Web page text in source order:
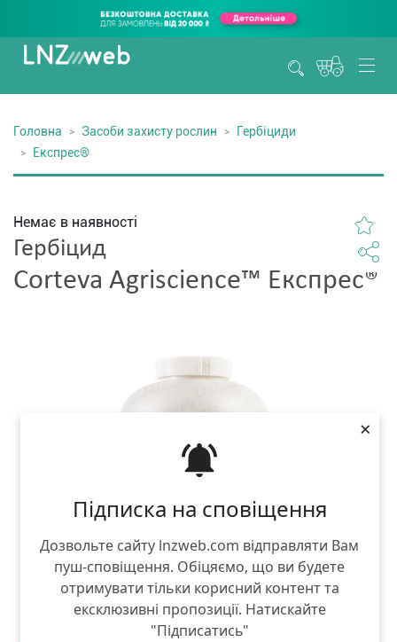
Підписка на сповіщення
Дозвольте сайту lnzweb.com відправляти Вам
пуш-сповіщення. Обіцяємо, що ви будете
отримувати тільки корисний контент та
ексклюзивні пропозиції. Натискайте
"Підписатись"
×
Головна Засоби захисту рослин
Гербіциди
Експрес®
Немає в наявності
Гербіцид
Corteva Agriscience™ Експрес®